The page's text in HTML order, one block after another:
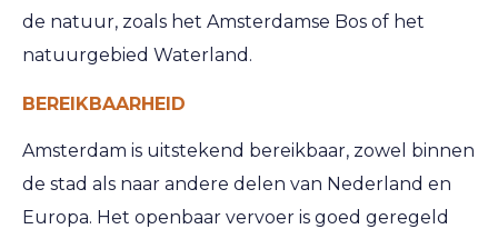
de natuur, zoals het Amsterdamse Bos of het
natuurgebied Waterland.
BEREIKBAARHEID
Amsterdam is uitstekend bereikbaar, zowel binnen
de stad als naar andere delen van Nederland en
Europa. Het openbaar vervoer is goed geregeld